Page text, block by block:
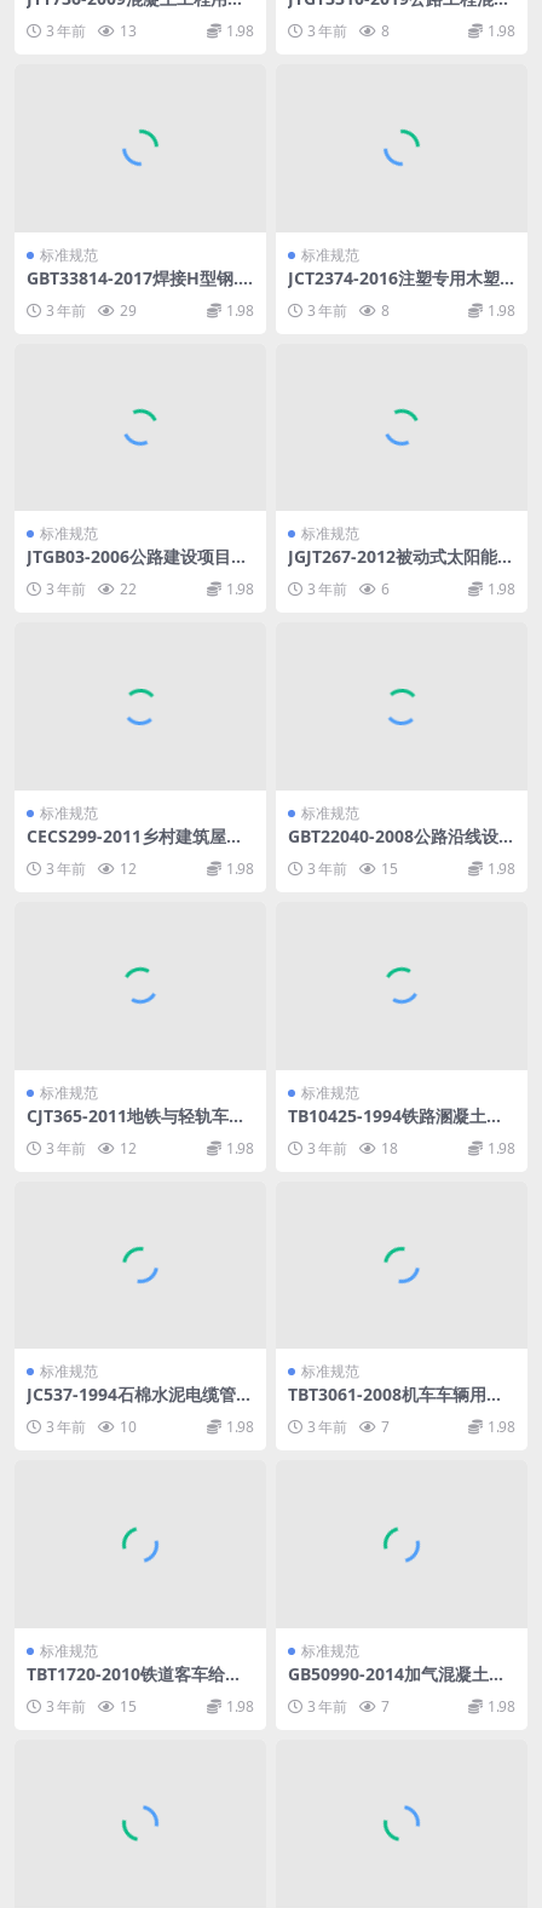
3 年前 13 1.98
土结构耐久性设计规范.pdf
3 年前 8 1.98
标准规范
GBT33814-2017焊接H型钢.p
3 年前 29 1.98
标准规范
JCT2374-2016注塑专用木塑
3 年前 8 1.98
标准规范
JTGB03-2006公路建设项目环
3 年前 22 1.98
标准规范
JGJT267-2012被动式太阳能建
3 年前 6 1.98
标准规范
CECS299-2011乡村建筑屋面
泡沫混凝土应用技术规程.pdf
3 年前 12 1.98
标准规范
GBT22040-2008公路沿线设施
塑料制品耐候性要求及测试方
法.pdf
3 年前 15 1.98
标准规范
CJT365-2011地铁与轻轨车辆
3 年前 12 1.98
标准规范
TB10425-1994铁路溷凝土强
3 年前 18 1.98
标准规范
JC537-1994石棉水泥电缆管及
3 年前 10 1.98
标准规范
TBT3061-2008机车车辆用阀
3 年前 7 1.98
标准规范
TBT1720-2010铁道客车给水
3 年前 15 1.98
标准规范
GB50990-2014加气混凝土工
3 年前 7 1.98